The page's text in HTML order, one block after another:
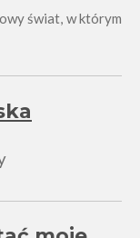
świat, w którym